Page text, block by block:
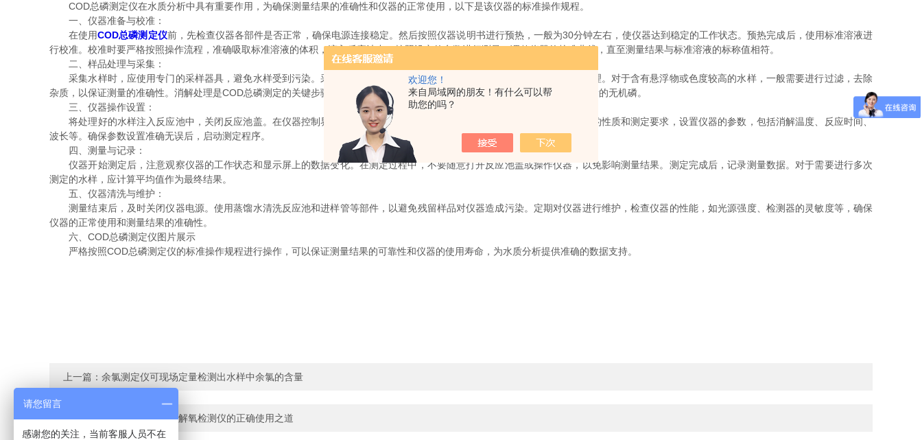
欢迎您！
来自局域网的朋友！有什么可以帮
助您的吗？
COD总磷测定仪在水质分析中具有重要作用，为确保测量结果的准确性和仪器的正常使用，以下是该仪器的标准操作规程。
一、仪器准备与校准：
在使用COD总磷测定仪前，先检查仪器各部件是否正常，确保电源连接稳定。然后按照仪器说明书进行预热，一般为30分钟左右，使仪器达到稳定的工作状态。预热完成后，使用标准溶液进
行校准。校准时要严格按照操作流程，准确吸取标准溶液的体积，滴入反应池中，按照设定的参数进行测量，调整仪器的校准曲线，直至测量结果与标准溶液的标称值相符。
二、样品处理与采集：
采集水样时，应使用专门的采样器具，避免水样受到污染。采集后，根据水质情况，可能需要对样品进行过滤、消解等预处理。对于含有悬浮物或色度较高的水样，一般需要进行过滤，去除
杂质，以保证测量的准确性。消解处理是COD总磷测定的关键步骤，按照规定的消解温度和时间，将水样中的有机磷转化为可测量的无机磷。
三、仪器操作设置：
将处理好的水样注入反应池中，关闭反应池盖。在仪器控制界面输入水样的相关信息，如水样编号、水温等。然后根据水样的性质和测定要求，设置仪器的参数，包括消解温度、反应时间、
波长等。确保参数设置准确无误后，启动测定程序。
四、测量与记录：
仪器开始测定后，注意观察仪器的工作状态和显示屏上的数据变化。在测定过程中，不要随意打开反应池盖或操作仪器，以免影响测量结果。测定完成后，记录测量数据。对于需要进行多次
测定的水样，应计算平均值作为最终结果。
五、仪器清洗与维护：
测量结束后，及时关闭仪器电源。使用蒸馏水清洗反应池和进样管等部件，以避免残留样品对仪器造成污染。定期对仪器进行维护，检查仪器的性能，如光源强度、检测器的灵敏度等，确保
仪器的正常使用和测量结果的准确性。
六、COD总磷测定仪图片展示
严格按照COD总磷测定仪的标准操作规程进行操作，可以保证测量结果的可靠性和仪器的使用寿命，为水质分析提供准确的数据支持。
上一篇： 余氯测定仪可现场定量检测出水样中余氯的含量
下一篇：解锁水下奥秘，溶解氧检测仪的正确使用之道
请您留言
感谢您的关注，当前客服人员不在